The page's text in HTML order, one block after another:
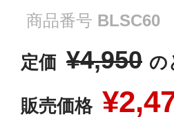
商品番号 BLSC60
定価 ¥4,950 の
販売価格 ¥